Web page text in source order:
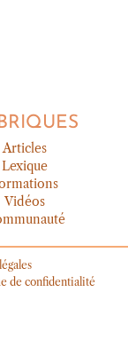
Articles
Lexique
Vidéos
de confidentialité